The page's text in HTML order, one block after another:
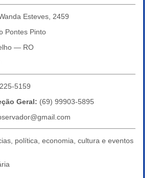
Esteves, 2459
Pontes Pinto
— RO
5159
Geral: (69) 99903-5895
política, economia, cultura e eventos